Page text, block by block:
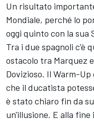
Un risultato
Mondiale, perché lo
oggi quinto con la sua
Tra i due spagnoli c'è
ostacolo tra Marquez
Dovizioso. Il Warm-
che il ducatista
è stato chiaro fin da
un'illusione. E alla